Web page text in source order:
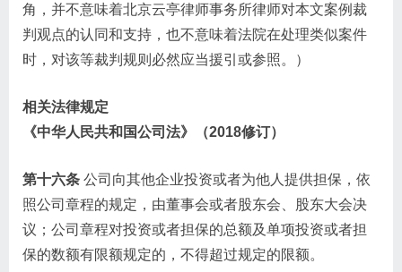
角，并不意味着北京云亭律师事务所律师对本文案例裁
判观点的认同和支持，也不意味着法院在处理类似案件
时，对该等裁判规则必然应当援引或参照。）
相关法律规定
《中华人民共和国公司法》（2018修订）
第十六条 公司向其他企业投资或者为他人提供担保，依
照公司章程的规定，由董事会或者股东会、股东大会决
议；公司章程对投资或者担保的总额及单项投资或者担
保的数额有限额规定的，不得超过规定的限额。